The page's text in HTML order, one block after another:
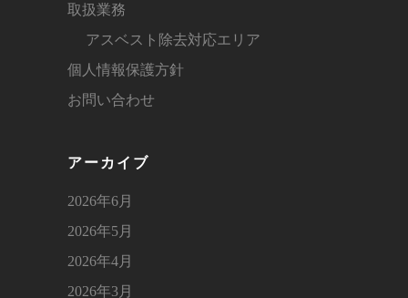
取扱業務
アスベスト除去対応エリア
個人情報保護方針
お問い合わせ
アーカイブ
2026年6月
2026年5月
2026年4月
2026年3月